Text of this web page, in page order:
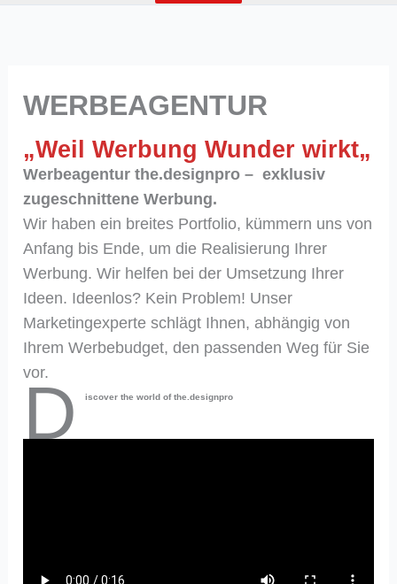
WERBEAGENTUR
„Weil Werbung Wunder wirkt„
Werbeagentur the.designpro – exklusiv
zugeschnittene Werbung.
Wir haben ein breites Portfolio, kümmern uns von
Anfang bis Ende, um die Realisierung Ihrer
Werbung. Wir helfen bei der Umsetzung Ihrer
Ideen. Ideenlos? Kein Problem! Unser
Marketingexperte schlägt Ihnen, abhängig von
Ihrem Werbebudget, den passenden Weg für Sie
vor.
D iscover the world of the.designpro